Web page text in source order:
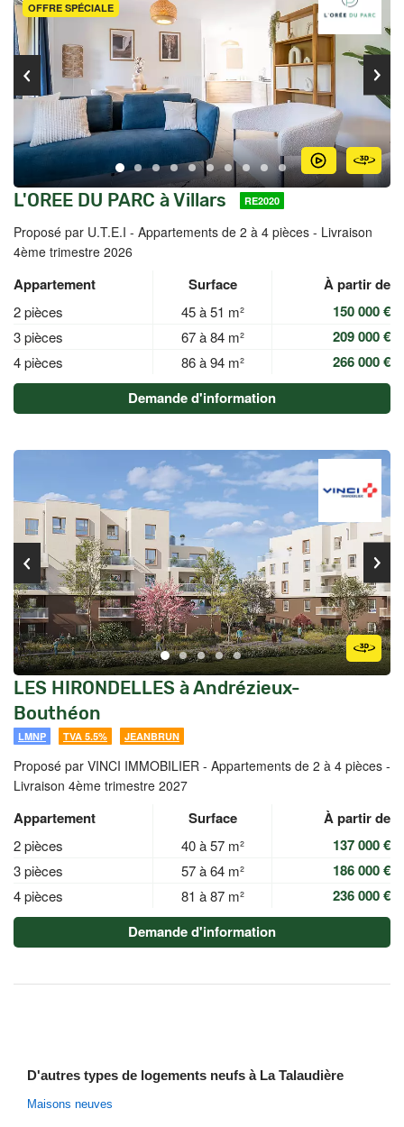
OFFRE SPÉCIALE
L'OREE DU PARC à Villars RE2020
Proposé par U.T.E.I - Appartements de 2 à 4 pièces - Livraison
4ème trimestre 2026
Appartement Surface À partir de
2 pièces 45 à 51 m² 150 000 €
3 pièces 67 à 84 m² 209 000 €
4 pièces 86 à 94 m²
266 000 €
Demande d'information
LES HIRONDELLES à Andrézieux-
Bouthéon
LMNP TVA 5.5% JEANBRUN
Proposé par VINCI IMMOBILIER - Appartements de 2 à 4 pièces -
Livraison 4ème trimestre 2027
Appartement Surface À partir de
2 pièces 40 à 57 m² 137 000 €
3 pièces 57 à 64 m² 186 000 €
4 pièces 81 à 87 m²
236 000 €
Demande d'information
D'autres types de logements neufs à La Talaudière
Maisons neuves